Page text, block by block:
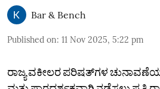
Bar & Bench
Published on: 11 Nov 2025, 5:22 pm
ರಾಜ್ಯ ವಕೀಲರ ಪರಿಷತ್‌ಗಳ